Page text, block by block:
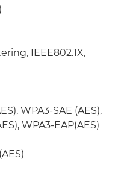
IEEE802.1X,
WPA3-SAE (AES),
WPA3-EAP(AES)